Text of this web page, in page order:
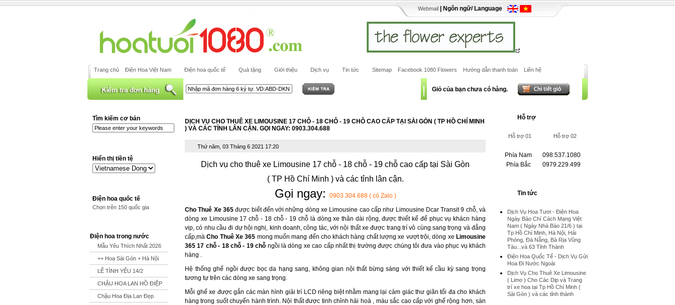
Webmail | Ngôn ngữ/ Language
Trang chủ Điện Hoa Việt Nam Điện hoa quốc tế Quà tặng Giới thiệu Dịch vụ Tin tức Sitemap Facebook 1080 Flowers Hướng dẫn thanh toán Liên hệ
Giỏ của bạn chưa có hàng.
Tìm kiếm cơ bản
Hiển thị tiền tệ
Điện hoa quốc tế
Chọn trên 150 quốc gia
Điện hoa trong nước
Mẫu Yêu Thích Nhất 2026
++ Hoa Sài Gòn + Hà Nội
LỄ TÌNH YÊU 14/2
CHẬU HOA LAN HỒ ĐIỆP
Chậu Hoa Địa Lan Đẹp
DỊCH VỤ CHO THUÊ XE LIMOUSINE 17 CHỖ - 18 CHỖ - 19 CHỖ CAO CẤP TẠI SÀI GÒN ( TP HỒ CHÍ MINH
) VÀ CÁC TỈNH LÂN CẬN. GỌI NGAY: 0903.304.688
Thứ năm, 03 Tháng 6 2021 17:20
Dịch vụ cho thuê xe Limousine 17 chỗ - 18 chỗ - 19 chỗ cao cấp tại Sài Gòn
( TP Hồ Chí Minh ) và các tỉnh lân cận.
Gọi ngay:
0903.304.688 ( có Zalo )
Cho Thuê Xe 365được biết đến với những dòng xe Limousine cao cấp như Limousine Dcar Transit 9 chỗ, và
dòng xe Limousine 17 chỗ - 18 chỗ - 19 chỗ là dòng xe thân dài rộng, được thiết kế để phục vụ khácn hàng
vip, có nhu cầu đi dự hội nghị, kinh doanh, công tác, với nội thất xe được trang trí vô cùng sang trọng và đẳng
cấp,màCho Thuê Xe 365 mong muốn mang đến cho khách hàng chất lượng xe vượt trội, dòng xe Limousine
365 17 chỗ - 18 chỗ - 19 chỗ ngồi là dòng xe cao cấp nhất thị trường được chúng tôi đưa vào phục vụ khách
hàng .
Hệ thống ghế ngồi được bọc da hạng sang, không gian nội thất bừng sáng với thiết kế cầu kỳ sang trọng
tương tự trên các dòng xe sang trọng.
Mỗi ghế xe được gắn các màn hình giải trí LCD riêng biệt nhằm mang lại cảm giác thư giãn tối đa cho khách
hàng trong suốt chuyến hành trình. Nội thất được tinh chỉnh hài hoà , màu sắc cao cấp với ghế rộng hơn, sàn
Hỗ trợ
Hỗ trợ 01 Hỗ trợ 02
Phía Nam
098.537.1080
Phía Bắc
0979.229.499
Tin tức
Dịch Vụ Hoa Tươi - Điện Hoa
Ngày Báo Chí Cách Mạng Việt
Nam ( Ngày Nhà Báo 21/6 ) tại
Tp Hồ Chí Minh, Hà Nội, Hải
Phòng, Đà Nẵng, Bà Rịa Vũng
Tàu...và 63 Tỉnh Thành
Điện Hoa Quốc Tế - Dịch Vụ Gửi
Hoa Đi Nước Ngoài
Dịch Vụ Cho Thuê Xe Limousine
( Limo ) Cho Các Dịp và Trang
trí xe hoa tại Tp Hồ Chí Minh (
Sài Gòn ) và các tỉnh thành